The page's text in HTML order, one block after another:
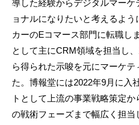
導した経験からデジタルマー
ョナルになりたいと考えるよ
カーのEコマース部門に転職し
として主にCRM領域を担当し
ら得られた示唆を元にマーケ
た。博報堂には2022年9月に入
トとして上流の事業戦略策定
の戦術フェーズまで幅広く担当